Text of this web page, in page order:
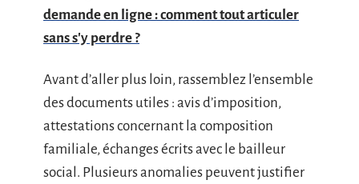
demande en ligne : comment tout articuler
sans s'y perdre ?
Avant d’aller plus loin, rassemblez l’ensemble
des documents utiles : avis d’imposition,
attestations concernant la composition
familiale, échanges écrits avec le bailleur
social. Plusieurs anomalies peuvent justifier